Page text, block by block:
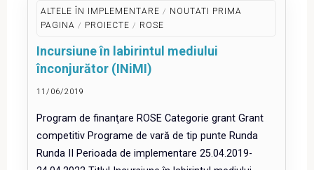
„Cinematografie
și
performative”"
ALTELE ÎN IMPLEMENTARE / NOUTATI PRIMA
PAGINA / PROIECTE / ROSE
Incursiune în labirintul mediului
înconjurător (INiMI)
11/06/2019
Program de finanţare ROSE Categorie grant Grant
competitiv Programe de vară de tip punte Runda
Runda II Perioada de implementare 25.04.2019-